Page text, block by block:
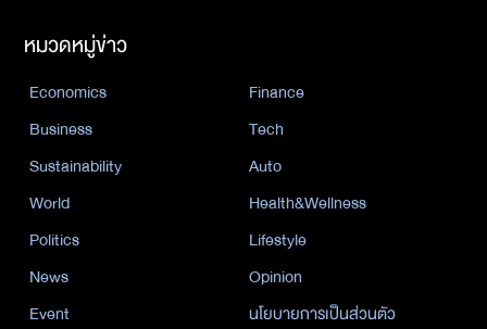
หมวดหมู่ข่าว
Economics
Finance
Business
Tech
Sustainability
Auto
World
Health&Wellness
Politics
Lifestyle
News
Opinion
Event
นโยบายการเป็นส่วนตัว